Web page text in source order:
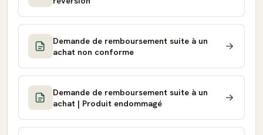
Demande de remboursement suite à un
achat non conforme
Demande de remboursement suite à un
achat | Produit endommagé